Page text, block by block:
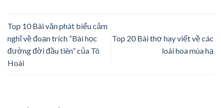
Top 10 Bài văn phát biểu cảm
nghĩ về đoạn trích “Bài học
đường đời đầu tiên” của Tô
Hoài
Top 20 Bài thơ hay viết về các
loài hoa mùa hạ